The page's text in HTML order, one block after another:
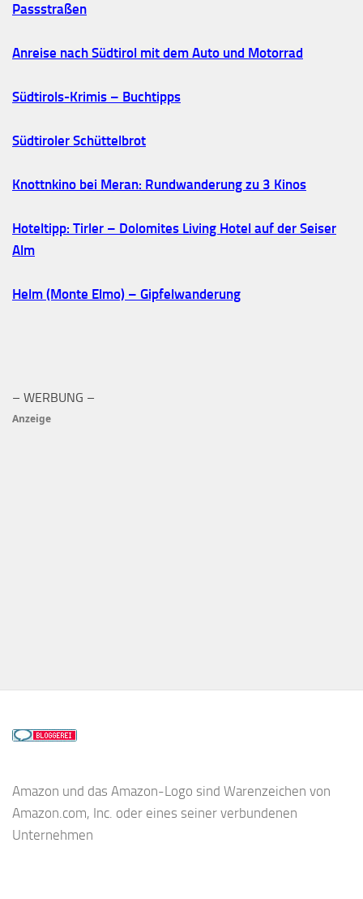
Passstraßen
Anreise nach Südtirol mit dem Auto und Motorrad
Südtirols-Krimis – Buchtipps
Südtiroler Schüttelbrot
Knottnkino bei Meran: Rundwanderung zu 3 Kinos
Hoteltipp: Tirler – Dolomites Living Hotel auf der Seiser
Alm
Helm (Monte Elmo) – Gipfelwanderung
– WERBUNG –
Anzeige
Amazon und das Amazon-Logo sind Warenzeichen von
Amazon.com, Inc. oder eines seiner verbundenen
Unternehmen